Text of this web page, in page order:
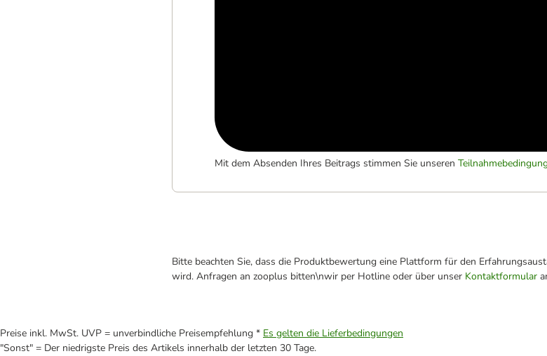
Mit dem Absenden Ihres Beitrags stimmen Sie unseren
Bitte beachten Sie, dass die Produktbewertung eine Plattform für den
wird. Anfragen an zooplus bitten\nwir per Hotline oder über unser Kontaktformular
Preise inkl. MwSt. UVP = unverbindliche Preisempfehlung * Es gelten die Lieferbedingungen
"Sonst" = Der niedrigste Preis des Artikels innerhalb der letzten 30 Tage.